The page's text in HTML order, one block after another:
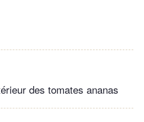
des tomates ananas